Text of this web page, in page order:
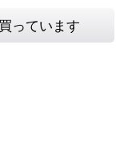
っています